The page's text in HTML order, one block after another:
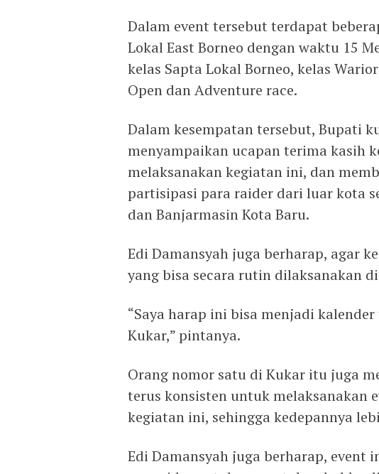
Dalam event tersebut terdapat
Lokal East Borneo dengan waktu 15
kelas Sapta Lokal Borneo, kelas
Open dan Adventure race.
Dalam kesempatan tersebut, Bupati
menyampaikan ucapan terima kasih
melaksanakan kegiatan ini, dan
partisipasi para raider dari luar kota
dan Banjarmasin Kota Baru.
Edi Damansyah juga berharap, agar
yang bisa secara rutin dilaksanakan
“Saya harap ini bisa menjadi
Kukar,” pintanya.
Orang nomor satu di Kukar itu juga
terus konsisten untuk melaksanakan
kegiatan ini, sehingga kedepannya
Edi Damansyah juga berharap,